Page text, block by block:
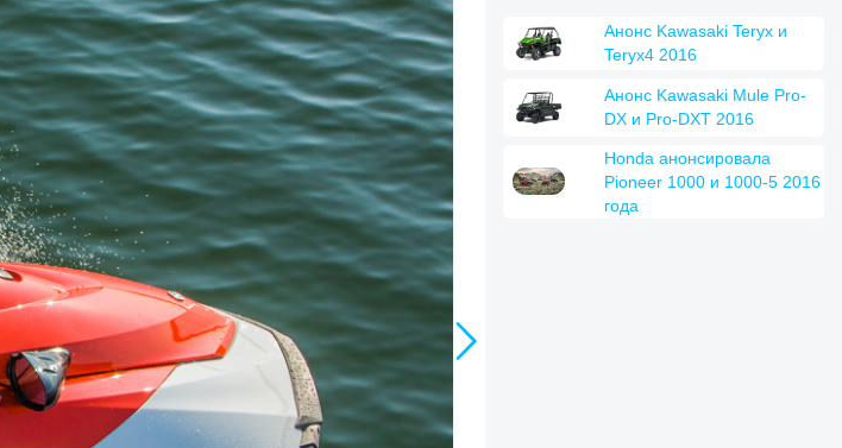

Анонс Kawasaki Teryx и
Teryx4 2016
Анонс Kawasaki Mule Pro-
DX и Pro-DXT 2016
Honda анонсировала
Pioneer 1000 и 1000-5 2016
года